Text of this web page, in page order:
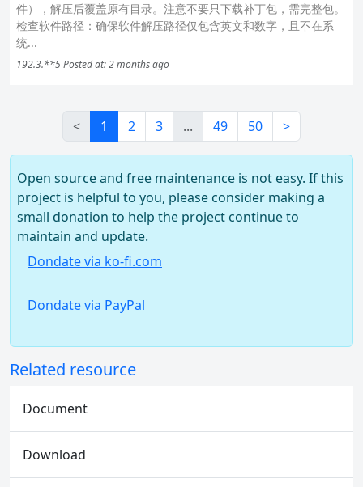
件），解压后覆盖原有目录。注意不要只下载补丁包，需完整包。
检查软件路径：确保软件解压路径仅包含英文和数字，且不在系
统...
192.3.**5Posted at: 2 months ago
< 1 2 3 ... 49 50 >
Open source and free maintenance is not easy. If this
project is helpful to you, please consider making a
small donation to help the project continue to
maintain and update.
Dondate via ko-fi.com
Dondate via PayPal
Related resource
Document
Download